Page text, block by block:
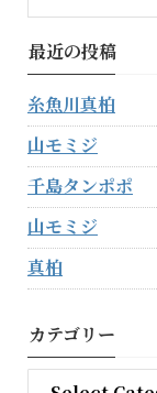
最近の投稿
糸魚川真柏
山モミジ
千島タンポポ
山モミジ
真柏
カテゴリー